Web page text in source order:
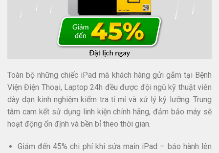
Toàn bộ những chiếc iPad mà khách hàng gửi gắm tại Bệnh
Viện Điện Thoại, Laptop 24h đều được đội ngũ kỹ thuật viên
dày dạn kinh nghiệm kiểm tra tỉ mỉ và xử lý kỹ lưỡng. Trung
tâm cam kết sử dụng linh kiện chính hãng, đảm bảo máy sẽ
hoạt động ổn định và bền bỉ theo thời gian.
Giảm đến 45% chi phí khi sửa main iPad – bảo hành lên